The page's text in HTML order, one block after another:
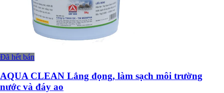
Đã hết bán
AQUA CLEAN Lắng đọng, làm sạch môi trường
nước và đáy ao